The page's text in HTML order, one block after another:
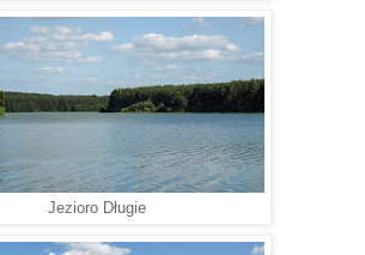
Jezioro Długie